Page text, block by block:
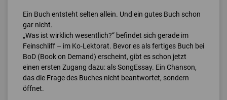
Ein Buch entsteht selten allein. Und ein gutes Buch schon
gar nicht.
„Was ist wirklich wesentlich?“ befindet sich gerade im
Feinschliff – im Ko-Lektorat. Bevor es als fertiges Buch bei
BoD (Book on Demand) erscheint, gibt es schon jetzt
einen ersten Zugang dazu: als SongEssay. Ein Chanson,
das die Frage des Buches nicht beantwortet, sondern
öffnet.